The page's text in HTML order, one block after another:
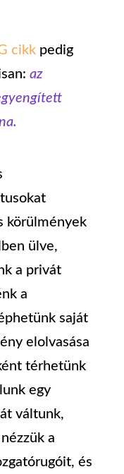
cikkpedig
az
körülmények
ülve,
a privát
a
saját
elolvasása
térhetünk
egy
váltunk,
a
és